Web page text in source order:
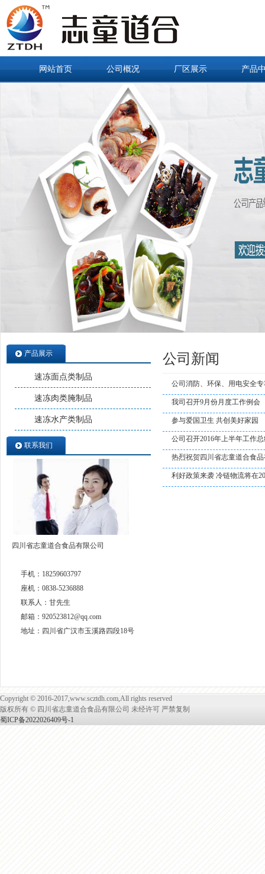
网站首页 公司概况 厂区展示 产品
产品展示
速冻面点类制品
速冻肉类腌制品
速冻水产类制品
联系我们
四川省志童道合食品有限公司
手机：18259603797
座机：0838-5236888
联系人：甘先生
邮箱：920523812@qq.com
地址：四川省广汉市玉溪路四段18号
公司新闻
公司消防、环保、用电安全
我司召开9月份月度工作例会
参与爱国卫生 共创美好家园
公司召开2016年上半年工作
热烈祝贺四川省志童道合食
利好政策来袭 冷链物流将在
Copyright © 2016-2017,www.scztdh.com,All rights reserved
版权所有 © 四川省志童道合食品有限公司 未经许可 严禁复制
蜀ICP备2022026409号-1